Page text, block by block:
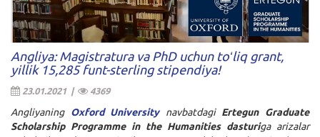
Angliya: Magistratura va PhD uchun toʻliq grant,
yillik 15,285 funt-sterling stipendiya!
23.01.2021 | 4369
Angliyaning Oxford Universitynavbatdagi Ertegun Graduate
Scholarship Programme in the Humanities dasturiga arizalar